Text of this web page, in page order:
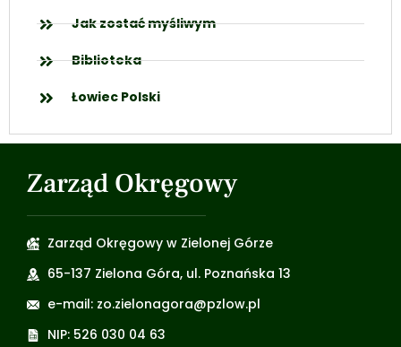
Jak zostać myśliwym
Biblioteka
Łowiec Polski
Zarząd Okręgowy
Zarząd Okręgowy w Zielonej Górze
65-137 Zielona Góra, ul. Poznańska 13
e-mail: zo.zielonagora@pzlow.pl
NIP: 526 030 04 63